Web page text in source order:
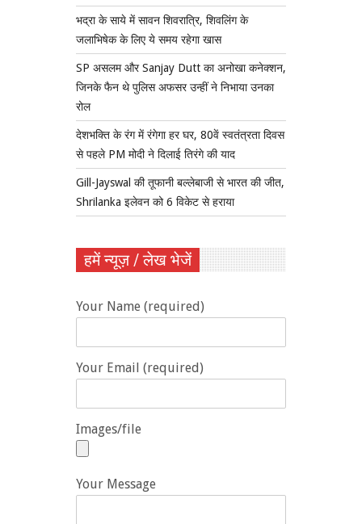
भद्रा के साये में सावन शिवरात्रि, शिवलिंग के
जलाभिषेक के लिए ये समय रहेगा खास
SP असलम और Sanjay Dutt का अनोखा कनेक्शन,
जिनके फैन थे पुलिस अफसर उन्हीं ने निभाया उनका
रोल
देशभक्ति के रंग में रंगेगा हर घर, 80वें स्वतंत्रता दिवस
से पहले PM मोदी ने दिलाई तिरंगे की याद
Gill-Jayswal की तूफानी बल्लेबाजी से भारत की जीत,
Shrilanka इलेवन को 6 विकेट से हराया
हमें न्यूज़ / लेख भेजें
Your Name (required)
Your Email (required)
Images/file
Your Message